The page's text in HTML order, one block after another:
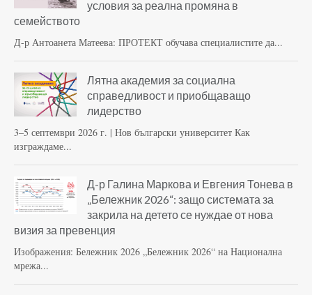
условия за реална промяна в
семейството
Д-р Антоанета Матеева: ПРОТЕКТ обучава специалистите да...
Лятна академия за социална
справедливост и приобщаващо
лидерство
3–5 септември 2026 г. | Нов български университет Как
изграждаме...
Д-р Галина Маркова и Евгения Тонева в
„Бележник 2026“: защо системата за
закрила на детето се нуждае от нова
визия за превенция
Изображения: Бележник 2026 „Бележник 2026“ на Национална
мрежа...